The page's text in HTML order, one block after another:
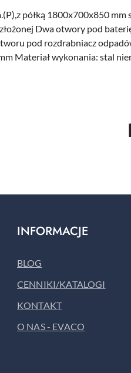
półką 1800x700x850
Dwa otwory pod
pod rozdrabniacz
Materiał wykonania: stal
INFORMACJE
BLOG
CENNIKI/KATALOGI
KONTAKT
O NAS - EVACO